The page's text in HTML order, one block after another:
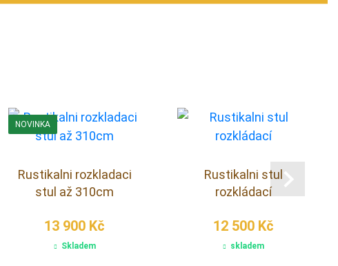
NOVINKA
Rustikalni rozkladaci
stul až 310cm
13 900 Kč
Skladem
Rustikalni stul
rozkládací
12 500 Kč
skladem